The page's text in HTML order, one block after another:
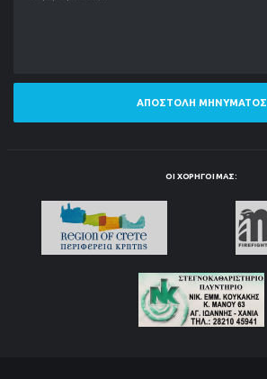
ΑΠΟΣΤΟΛΉ ΜΗΝΎΜΑΤΟΣ
ΟΙ ΧΟΡΗΓΟΊ ΜΑΣ: